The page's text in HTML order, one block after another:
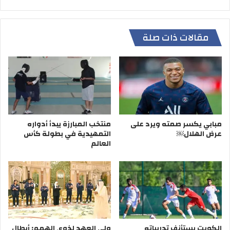
برونزيتين.
ابطال الكويت
مقالات ذات صلة
مبابي يكسر صمته ويرد على
عرض الهلال￼
منتخب المبارزة يبدأ أدواره
التمهيدية في بطولة كأس
العالم